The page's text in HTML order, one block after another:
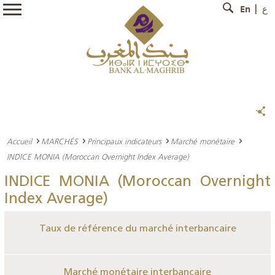
En ع
Accueil MARCHÉS Principaux indicateurs
Marché monétaire
INDICE MONIA (Moroccan Overnight Index Average)
INDICE MONIA (Moroccan Overnight
Index Average)
Taux de référence du marché interbancaire
Marché monétaire interbancaire